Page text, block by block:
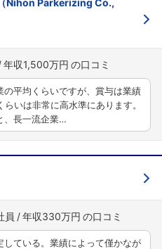
Nihon Parkerizing Co.,
年収1,500万円
の平均くらいですが、賞与は業績
いは非常に高水準にあります。
、長一流企業…
員 年収330万円
している。業績によって僅かなが